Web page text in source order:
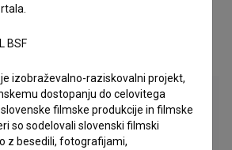
BSF
izobraževalno-raziskovalni projekt,
dostopanju do celovitega
filmske produkcije in filmske
so sodelovali slovenski filmski
z besedili, fotografijami,